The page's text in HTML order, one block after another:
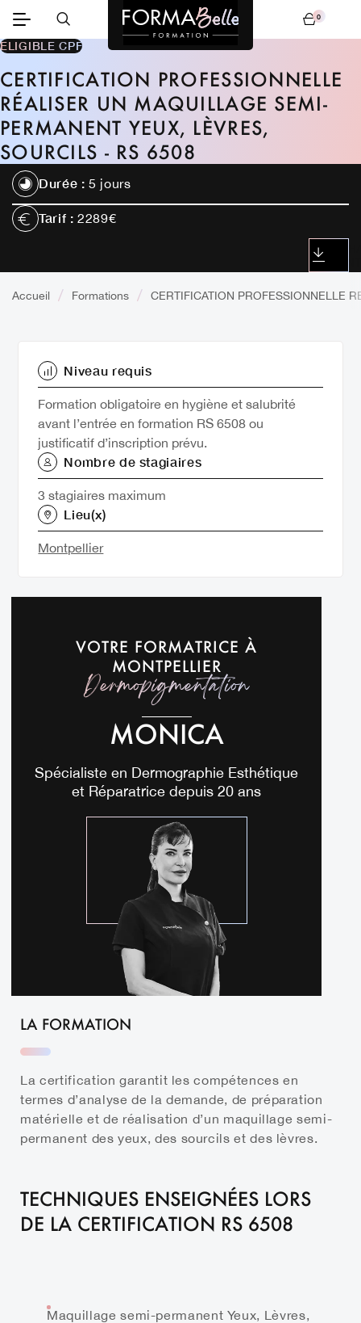
0
ELIGIBLE CPF
CERTIFICATION PROFESSIONNELLE
RÉALISER UN MAQUILLAGE SEMI-
PERMANENT YEUX, LÈVRES,
SOURCILS - RS 6508
Durée : 5 jours
Tarif : 2289€
LE
Accueil Formations CERTIFICATION PROFESSIONNELLE
Niveau requis
Formation obligatoire en hygiène et salubrité
avant l’entrée en formation RS 6508 ou
justificatif d’inscription prévu.
Nombre de stagiaires
3 stagiaires maximum
Lieu(x)
Montpellier
VOTRE FORMATRICE À
MONTPELLIER
Dermopigmentation
MONICA
Spécialiste en Dermographie Esthétique
et Réparatrice depuis 20 ans
LA FORMATION
La certification garantit les compétences en
termes d’analyse de la demande, de préparation
matérielle et de réalisation d’un maquillage semi-
permanent des yeux, des sourcils et des lèvres.
TECHNIQUES ENSEIGNÉES LORS
DE LA CERTIFICATION RS 6508
Maquillage semi-permanent Yeux, Lèvres,